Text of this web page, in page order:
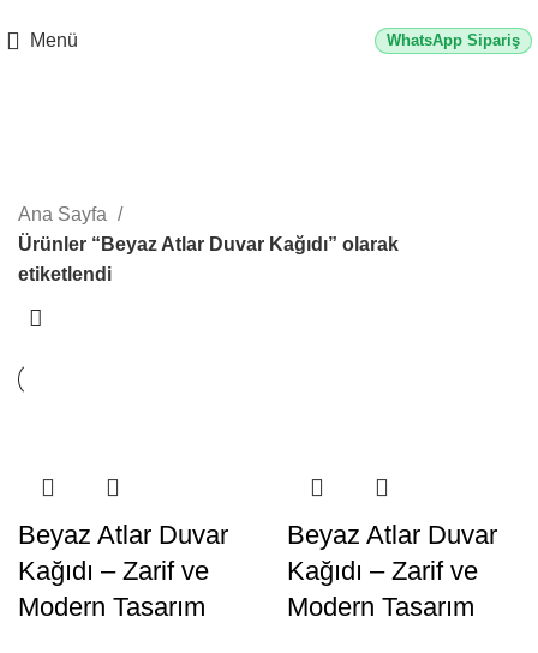
Menü WhatsApp Sipariş
Kategoriler
Ana Sayfa
Ürünler “Beyaz Atlar Duvar Kağıdı” olarak
etiketlendi
Beyaz Atlar Duvar
Kağıdı – Zarif ve
Modern Tasarım
Beyaz Atlar Duvar
Kağıdı – Zarif ve
Modern Tasarım